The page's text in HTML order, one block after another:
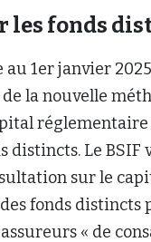
les fonds
au 1er janvier
la nouvelle
distincts. Le BSIF
sur le
fonds distincts
« de